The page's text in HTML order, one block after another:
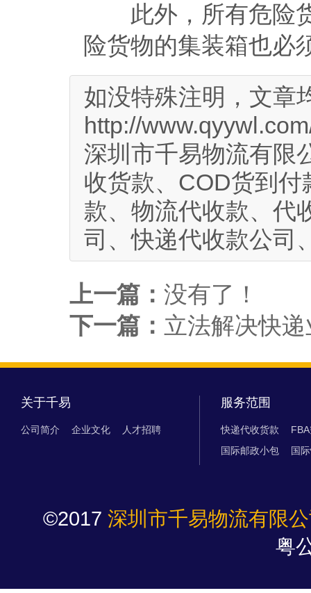
此外，所有危险货
险货物的集装箱也必
如没特殊注明，文章
http://
深圳市千易物流有限
收货款、COD货到
款、物流代收款、代
司、快递代收款公司
上一篇： 没有了！
下一篇： 立法解决快递
关于千易
公司简介 企业文化 人才招聘
服务范围
快递代收货款
国际邮政小包
国
©2017 深圳市千易物流有限
粤